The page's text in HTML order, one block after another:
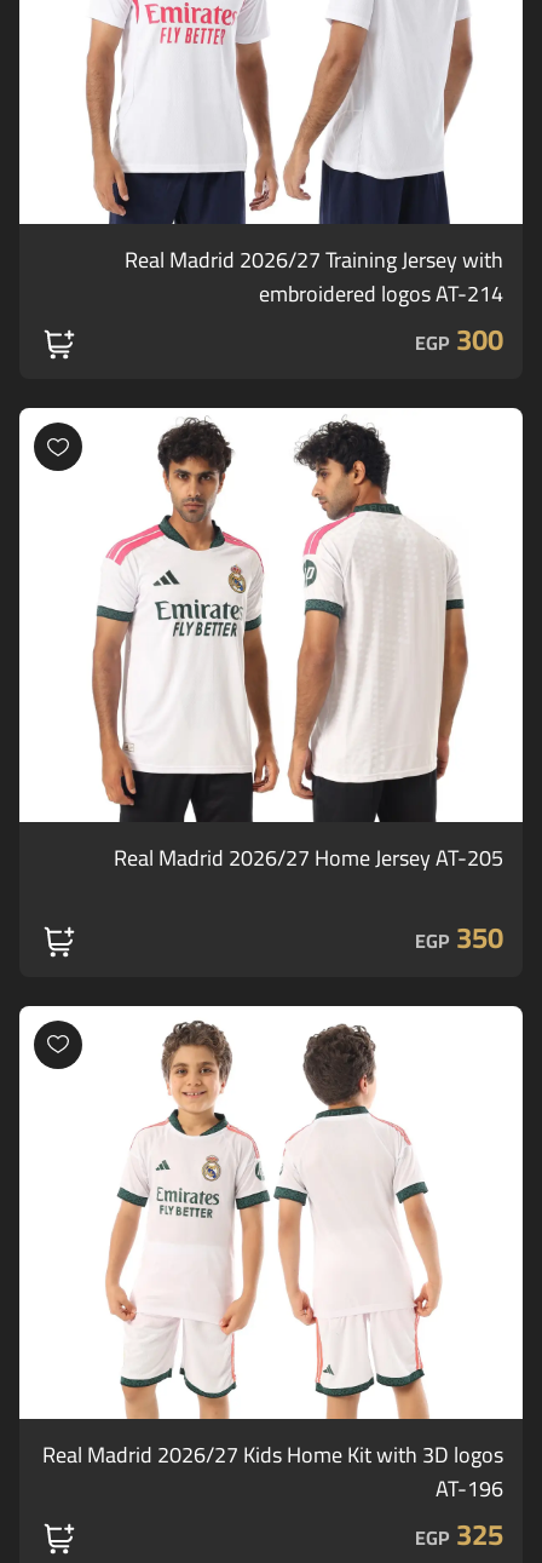
Real Madrid 2026/27 Training Jersey with
embroidered logos AT-214
300
EGP
Real Madrid 2026/27 Home Jersey AT-205
350
EGP
Real Madrid 2026/27 Kids Home Kit with 3D logos
AT-196
325
EGP